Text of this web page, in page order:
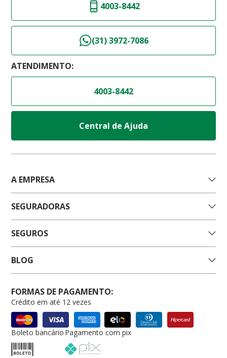
4003-8442
(31) 3972-7086
ATENDIMENTO:
4003-8442
Central de Ajuda
A EMPRESA
SEGURADORAS
SEGUROS
BLOG
FORMAS DE PAGAMENTO:
Crédito em até 12 vezes
Boleto bancário Pagamento com pix